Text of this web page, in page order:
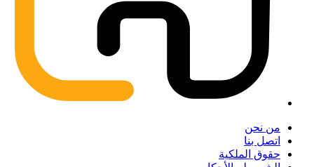
من نحن
اتصل بنا
حقوق الملكية